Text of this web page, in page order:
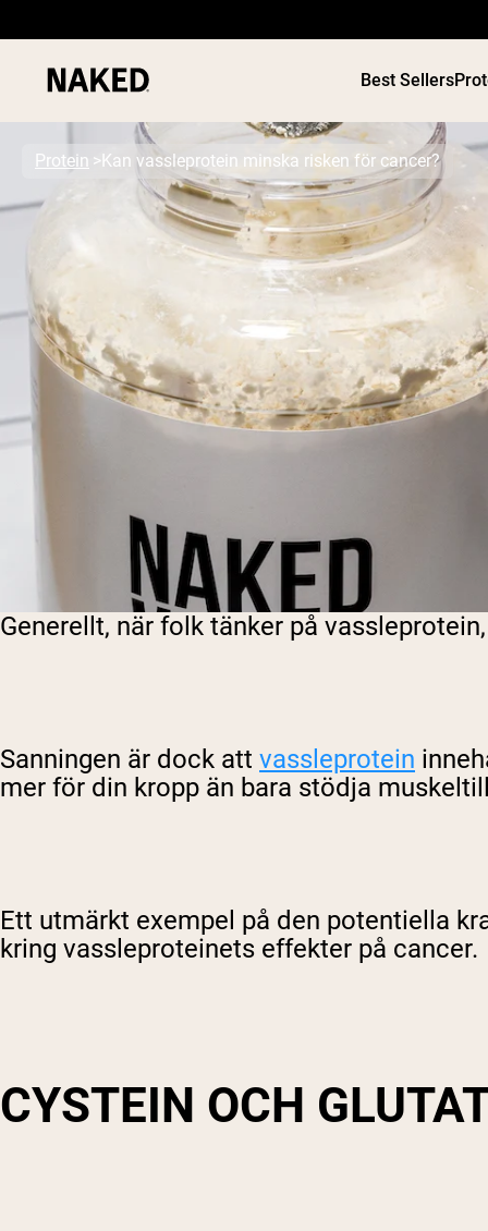
Best Sellers
Populära söktermer
”Protein Powder“
”Overnight Oats“
”Vegan protein“
”Collagen“
”Micellar Casein“
PROTEIN
Protein Kan vassleprotein minska risken för cancer?
Generellt, när folk tänker på
Sanningen är dock att vassleprotein
mer för din kropp än bara stödja
Ett utmärkt exempel på den potentiella
kring vassleproteinets effekter på cancer.
CYSTEIN OCH